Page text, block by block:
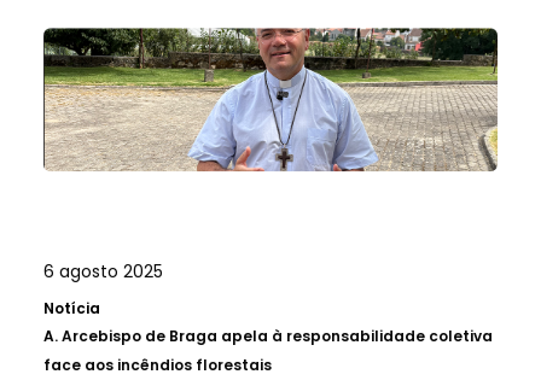
6 agosto 2025
Notícia
A.Arcebispo de Braga apela à responsabilidade coletiva
face aos incêndios florestais